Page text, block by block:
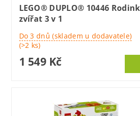
LEGO® DUPLO® 10446
zvířat 3 v 1
Do 3 dnů (skladem u dodavatele)
(>2 ks)
1 549 Kč